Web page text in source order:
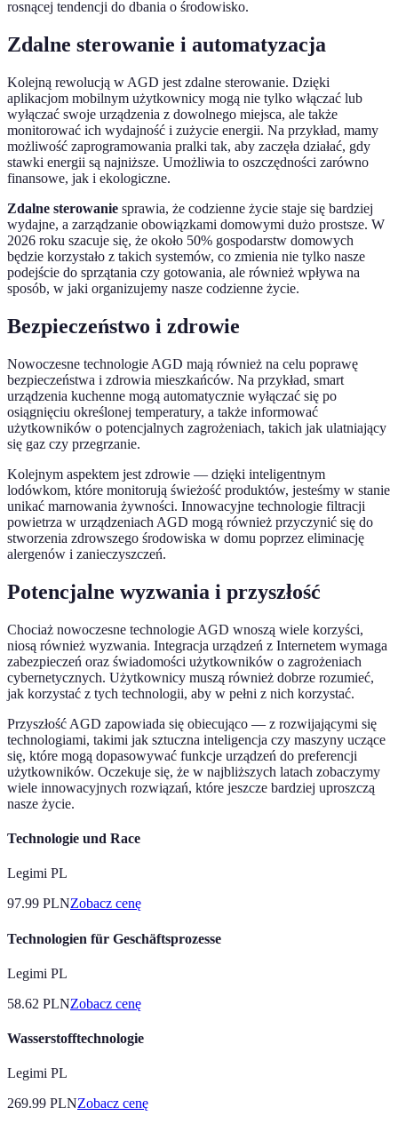
rosnącej tendencji do dbania o środowisko.
Zdalne sterowanie i automatyzacja
Kolejną rewolucją w AGD jest zdalne sterowanie. Dzięki
aplikacjom mobilnym użytkownicy mogą nie tylko włączać lub
wyłączać swoje urządzenia z dowolnego miejsca, ale także
monitorować ich wydajność i zużycie energii. Na przykład, mamy
możliwość zaprogramowania pralki tak, aby zaczęła działać, gdy
stawki energii są najniższe. Umożliwia to oszczędności zarówno
finansowe, jak i ekologiczne.
Zdalne sterowanie sprawia, że codzienne życie staje się bardziej
wydajne, a zarządzanie obowiązkami domowymi dużo prostsze. W
2026 roku szacuje się, że około 50% gospodarstw domowych
będzie korzystało z takich systemów, co zmienia nie tylko nasze
podejście do sprzątania czy gotowania, ale również wpływa na
sposób, w jaki organizujemy nasze codzienne życie.
Bezpieczeństwo i zdrowie
Nowoczesne technologie AGD mają również na celu poprawę
bezpieczeństwa i zdrowia mieszkańców. Na przykład, smart
urządzenia kuchenne mogą automatycznie wyłączać się po
osiągnięciu określonej temperatury, a także informować
użytkowników o potencjalnych zagrożeniach, takich jak ulatniający
się gaz czy przegrzanie.
Kolejnym aspektem jest zdrowie — dzięki inteligentnym
lodówkom, które monitorują świeżość produktów, jesteśmy w stanie
unikać marnowania żywności. Innowacyjne technologie filtracji
powietrza w urządzeniach AGD mogą również przyczynić się do
stworzenia zdrowszego środowiska w domu poprzez eliminację
alergenów i zanieczyszczeń.
Potencjalne wyzwania i przyszłość
Chociaż nowoczesne technologie AGD wnoszą wiele korzyści,
niosą również wyzwania. Integracja urządzeń z Internetem wymaga
zabezpieczeń oraz świadomości użytkowników o zagrożeniach
cybernetycznych. Użytkownicy muszą również dobrze rozumieć,
jak korzystać z tych technologii, aby w pełni z nich korzystać.
Przyszłość AGD zapowiada się obiecująco — z rozwijającymi się
technologiami, takimi jak sztuczna inteligencja czy maszyny uczące
się, które mogą dopasowywać funkcje urządzeń do preferencji
użytkowników. Oczekuje się, że w najbliższych latach zobaczymy
wiele innowacyjnych rozwiązań, które jeszcze bardziej uproszczą
nasze życie.
Technologie und Race
Legimi PL
97.99 PLNZobacz cenę
Technologien für Geschäftsprozesse
Legimi PL
58.62 PLNZobacz cenę
Wasserstofftechnologie
Legimi PL
269.99 PLNZobacz cenę